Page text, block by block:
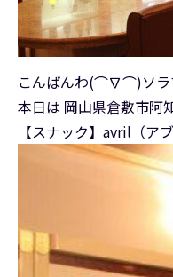
こんばんわ(⌒∇⌒)ソラ
本日は 岡山県倉敷市阿
【スナック】avril（ア